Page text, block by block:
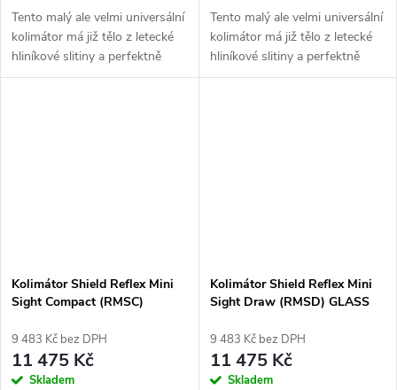
Tento malý ale velmi universální
kolimátor má již tělo z letecké
hliníkové slitiny a perfektně
přizpůsobuje podsvícení
Tento malý ale velmi universální
kolimátor má již tělo z letecké
hliníkové slitiny a perfektně
přizpůsobuje podsvícení
Kolimátor Shield Reflex Mini
Sight Compact (RMSC)
(3.25MOA) OGR
9 483 Kč bez DPH
11 475 Kč
Skladem
Kolimátor Shield Reflex Mini
Sight Draw (RMSD) GLASS
9 483 Kč bez DPH
11 475 Kč
Skladem